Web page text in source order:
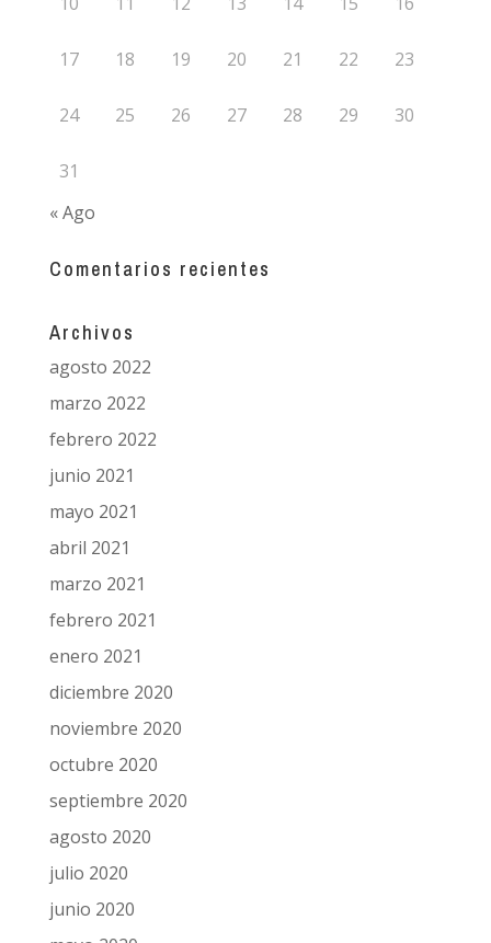
17 18 19 20 21 22 23
24 25 26 27 28 29 30
31
« Ago
Comentarios recientes
Archivos
agosto 2022
marzo 2022
febrero 2022
junio 2021
mayo 2021
abril 2021
marzo 2021
febrero 2021
enero 2021
diciembre 2020
noviembre 2020
octubre 2020
septiembre 2020
agosto 2020
julio 2020
junio 2020